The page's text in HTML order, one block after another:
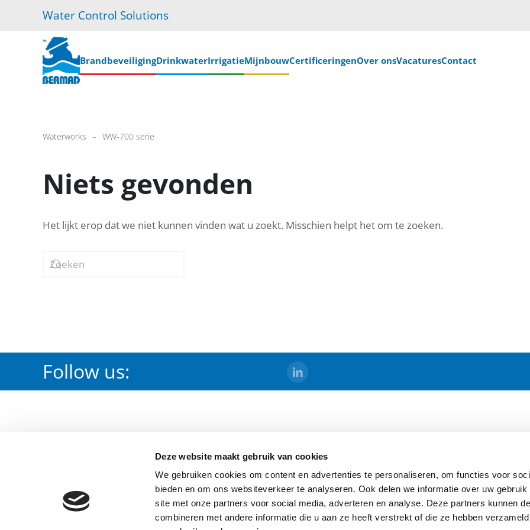
Deze website maakt gebruik van cookies
We gebruiken cookies om content en advertenties te personaliseren, om functies voor
bieden en om ons websiteverkeer te analyseren. Ook delen we informatie over uw gebruik
site met onze partners voor social media, adverteren en analyse. Deze partners kunnen
combineren met andere informatie die u aan ze heeft verstrekt of die ze hebben
main
content
Water Control Solutions
BrandbeveiligingDrinkwaterIrrigatieMijnbouwCertificeringenOver onsVacaturesContact
Waterworks WW-700 serie
Niets gevonden
Het lijkt erop dat we niet kunnen vinden wat u zoekt. Misschien helpt het om te zoeken.
Follow us:
Fire Protection
Certifications
Waterleiding
Brandbeveiliging
Algemene Voorwaarden
Sitemap